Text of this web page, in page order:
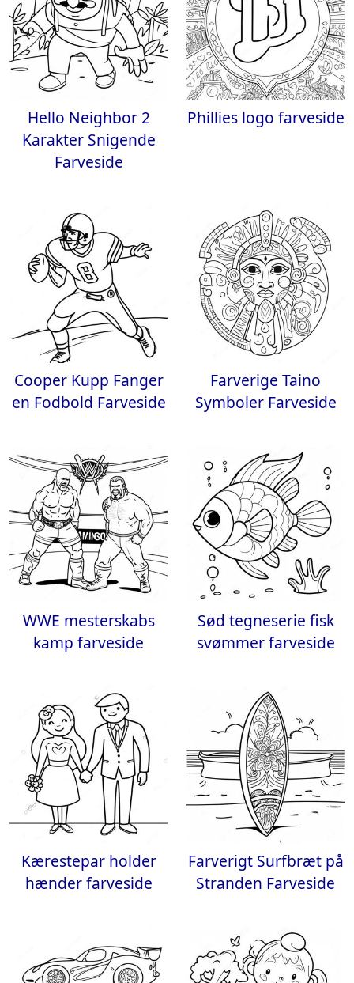
Hello Neighbor 2
Karakter Snigende
Farveside
Phillies logo farveside
Cooper Kupp Fanger
en Fodbold Farveside
Farverige Taino
Symboler Farveside
WWE mesterskabs
kamp farveside
Sød tegneserie fisk
svømmer farveside
Kærestepar holder
hænder farveside
Farverigt Surfbræt på
Stranden Farveside